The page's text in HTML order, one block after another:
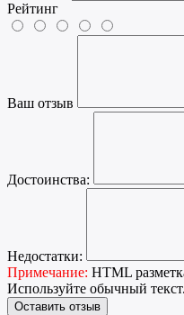
Рейтинг
Ваш отзыв
Достоинства:
Недостатки:
Примечание: HTML
Используйте обычный текст.
Оставить отзыв